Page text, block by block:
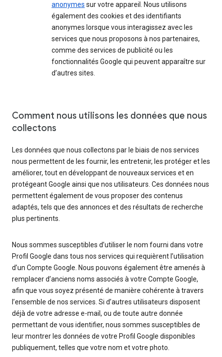
anonymes sur votre appareil. Nous utilisons
également des cookies et des identifiants
anonymes lorsque vous interagissez avec les
services que nous proposons à nos partenaires,
comme des services de publicité ou les
fonctionnalités Google qui peuvent apparaître sur
d’autres sites.
Comment nous utilisons les données que nous
collectons
Les données que nous collectons par le biais de nos services
nous permettent de les fournir, les entretenir, les protéger et les
améliorer, tout en développant de nouveaux services et en
protégeant Google ainsi que nos utilisateurs. Ces données nous
permettent également de vous proposer des contenus
adaptés, tels que des annonces et des résultats de recherche
plus pertinents.
Nous sommes susceptibles d’utiliser le nom fourni dans votre
Profil Google dans tous nos services qui requièrent l’utilisation
d’un Compte Google. Nous pouvons également être amenés à
remplacer d’anciens noms associés à votre Compte Google,
afin que vous soyez présenté de manière cohérente à travers
l’ensemble de nos services. Si d’autres utilisateurs disposent
déjà de votre adresse e-mail, ou de toute autre donnée
permettant de vous identifier, nous sommes susceptibles de
leur montrer les données de votre Profil Google disponibles
publiquement, telles que votre nom et votre photo.